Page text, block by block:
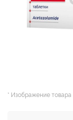
* Изображение товара